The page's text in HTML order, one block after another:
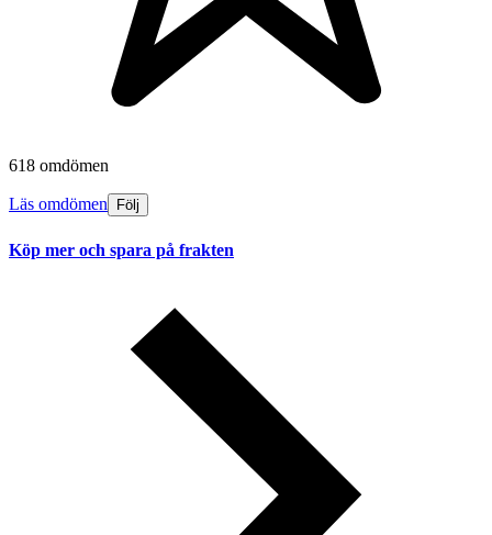
618 omdömen
Läs omdömen Följ
Köp mer och spara på frakten